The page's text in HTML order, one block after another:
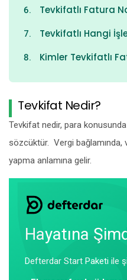
Tevkifatlı Fatura
Tevkifatlı Hangi
Kimler Tevkifatlı
Tevkifat Nedir?
Tevkifat nedir, para
sözcüktür. Vergi
yapma anlamına gelir.
Hayatına
Defterdar Start Paketi ile